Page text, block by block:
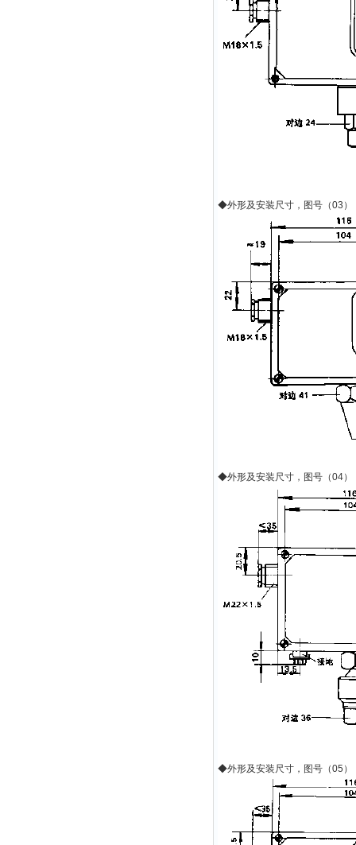
◆外形及安装尺寸，图号（03 ）
◆外形及安装尺寸，图号（04）
◆外形及安装尺寸，图号（05 ）